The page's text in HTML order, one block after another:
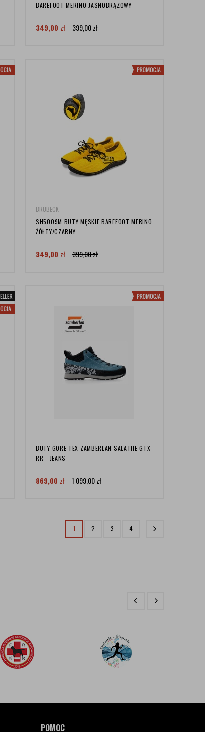
BAREFOOT MERINO JASNOBRĄZOWY
349,00 zł 399,00zł
BRUBECK
SH5009M BUTY MĘSKIE BAREFOOT MERINO
ŻÓŁTY/CZARNY
349,00 zł 399,00zł
BUTY GORE TEX ZAMBERLAN SALATHE GTX
RR - JEANS
869,00 zł 1 099,00zł
1 2 3 4
POMOC